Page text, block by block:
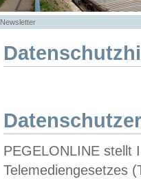
Newsletter
PEGELONLINE stellt
Telemediengesetzes